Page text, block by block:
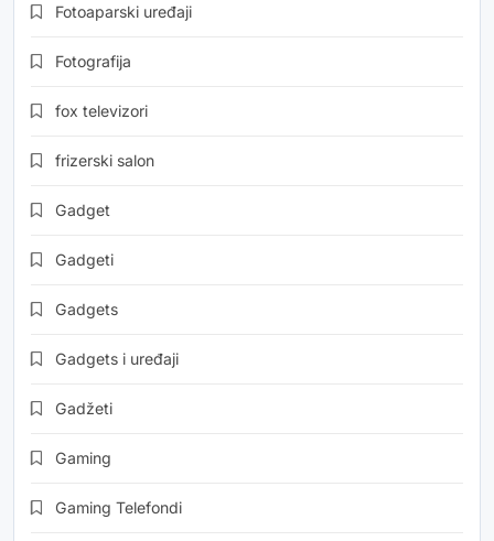
Fotoaparski uređaji
Fotografija
fox televizori
frizerski salon
Gadget
Gadgeti
Gadgets
Gadgets i uređaji
Gadžeti
Gaming
Gaming Telefondi